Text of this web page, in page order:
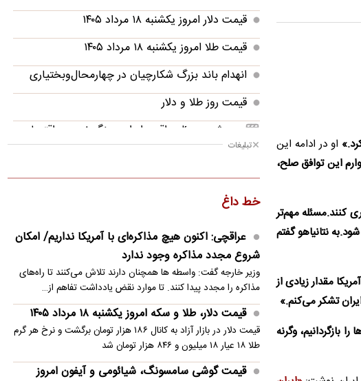
او در ادامه این
این توافق صلح،
کنند.مسئله مهم‌تر
نتانیاهو گفتم
باشد.آمریکا مقدار زیادی از
تشکر می‌کنم.»
وگرنه
قیمت دلار امروز یکشنبه ۱۸ مرداد ۱۴۰۵
قیمت طلا امروز یکشنبه ۱۸ مرداد ۱۴۰۵
انهدام باند بزرگ شکارچیان در چهارمحال‌وبختیاری
قیمت روز طلا و دلار
مرعشی: مسئله واقعی ایران، جنگ نیست، اقتصاد
است
از امیر قلعه‌نویی چه خبر؟
قیمت دلار، طلا و سکه امروز یکشنبه ۱۸ مرداد ۱۴۰۵
‌یک فوتی و ۵ مصدوم در آتش‌سوزی شهرک نصیرآباد
حق انتخاب، نخستین قربانی انحصار
عبور ۵۶ نفتکش از مسیر عمانی تنگه هرمز
تبلیغات
خط داغ
عراقچی: اکنون هیچ مذاکره‌ای با آمریکا نداریم/ امکان
شروع مجدد مذاکره وجود ندارد
وزیر خارجه گفت: واسطه ها همچنان دارند تلاش می‌کنند تا راه‌های
مذاکره را مجدد پیدا کنند. تا موارد نقض یادداشت تفاهم از…
قیمت دلار، طلا و سکه امروز یکشنبه ۱۸ مرداد ۱۴۰۵
قیمت دلار در بازار آزاد به کانال ۱۸۶ هزار تومان برگشت و نرخ هر گرم
طلا ۱۸ عیار ۱۸ میلیون و ۸۴۶ هزار تومان شد
قیمت گوشی سامسونگ، شیائومی و آیفون امروز